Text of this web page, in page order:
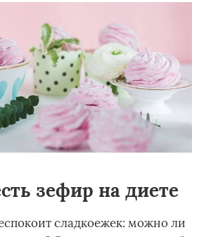
зефир на диете
сладкоежек: можно ли